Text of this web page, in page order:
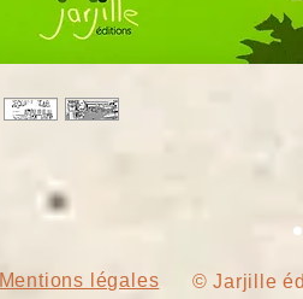
© Jarjille
Mentions légales